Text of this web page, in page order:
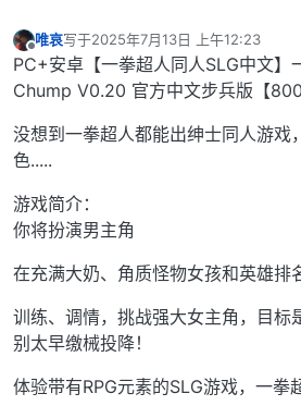
离线
唯哀写于2025年7月13日 上午12:23
最后由 编辑
PC+安卓【一拳超人同人SLG中文】
Chump V0.20 官方中文步兵版【
没想到一拳超人都能出绅士同人游戏
色.....
游戏简介：
你将扮演男主角
在充满大奶、角质怪物女孩和英雄排
训练、调情，挑战强大女主角，目标
别太早缴械投降！
体验带有RPG元素的SLG游戏，一拳